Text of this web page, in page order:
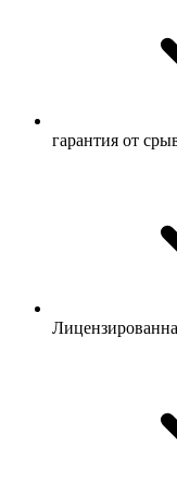
гарантия от